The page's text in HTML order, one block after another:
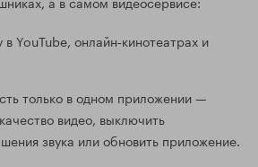
YouTube, онлайн‑кинотеатрах и
только в одном приложении —
видео, выключить
звука или обновить приложение.